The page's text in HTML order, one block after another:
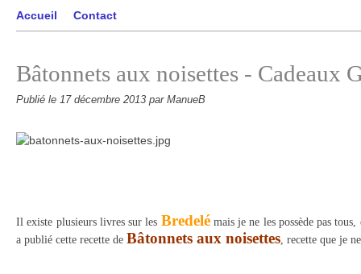
Accueil Contact
Bâtonnets aux noisettes - Cadeaux
Publié le 17 décembre 2013 par ManueB
Il existe plusieurs livres sur les Bredelémais je ne les possède pas
a publié cette recette de Bâtonnets aux noisettes, recette que je